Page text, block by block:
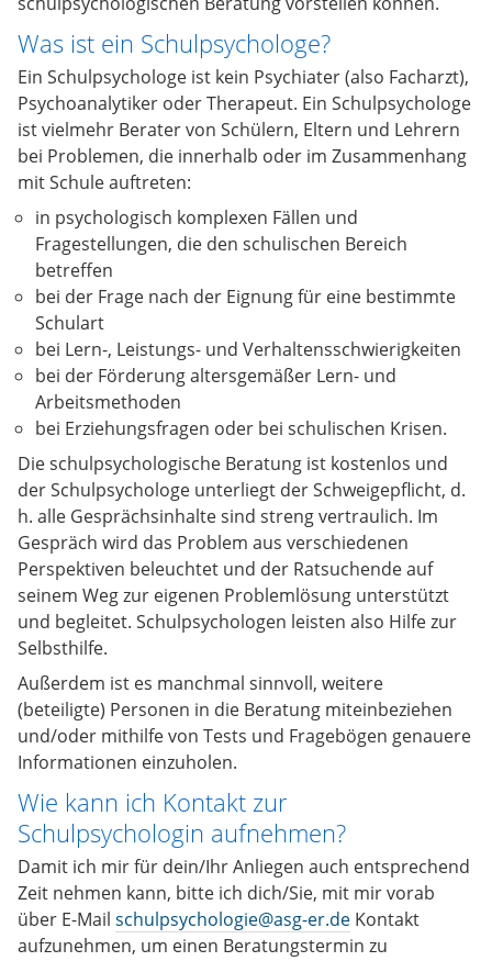
Was ist ein Schulpsychologe?
Ein Schulpsychologe ist kein Psychiater (also Facharzt),
Psychoanalytiker oder Therapeut. Ein Schulpsychologe
ist vielmehr Berater von Schülern, Eltern und Lehrern
bei Problemen, die innerhalb oder im Zusammenhang
mit Schule auftreten:
in psychologisch komplexen Fällen und
Fragestellungen, die den schulischen Bereich
betreffen
bei der Frage nach der Eignung für eine bestimmte
Schulart
bei Lern-, Leistungs- und Verhaltensschwierigkeiten
bei der Förderung altersgemäßer Lern- und
Arbeitsmethoden
bei Erziehungsfragen oder bei schulischen Krisen.
Die schulpsychologische Beratung ist kostenlos und
der Schulpsychologe unterliegt der Schweigepflicht, d.
h. alle Gesprächsinhalte sind streng vertraulich. Im
Gespräch wird das Problem aus verschiedenen
Perspektiven beleuchtet und der Ratsuchende auf
seinem Weg zur eigenen Problemlösung unterstützt
und begleitet. Schulpsychologen leisten also Hilfe zur
Selbsthilfe.
Außerdem ist es manchmal sinnvoll, weitere
(beteiligte) Personen in die Beratung miteinbeziehen
und/oder mithilfe von Tests und Fragebögen genauere
Informationen einzuholen.
Wie kann ich Kontakt zur
Schulpsychologin aufnehmen?
Damit ich mir für dein/Ihr Anliegen auch entsprechend
Zeit nehmen kann, bitte ich dich/Sie, mit mir vorab
über E-Mail schulpsychologie@asg-er.de Kontakt
aufzunehmen, um einen Beratungstermin zu